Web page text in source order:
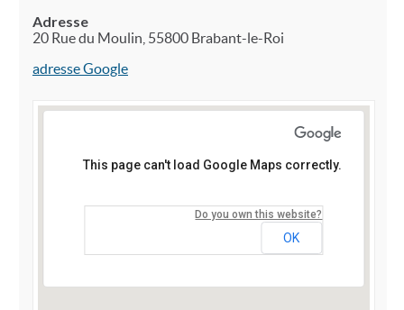
Adresse
20 Rue du Moulin, 55800 Brabant-le-Roi
adresse Google
This page can't load Google Maps correctly.
Do you own this website?
OK